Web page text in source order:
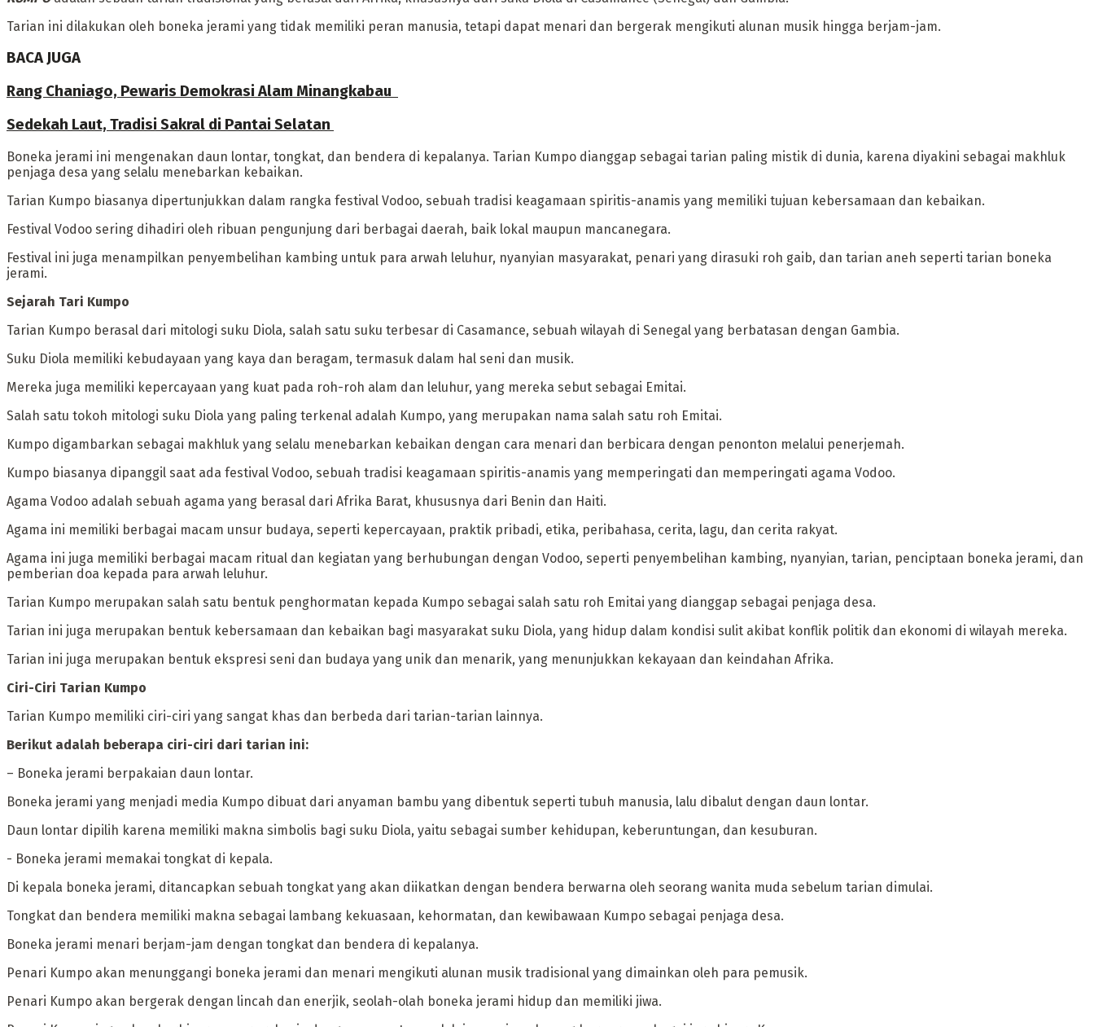
Tarian ini dilakukan oleh boneka jerami yang tidak memiliki peran manusia, tetapi dapat menari dan bergerak mengikuti alunan musik hingga berjam-jam.
BACA JUGA
Rang Chaniago, Pewaris Demokrasi Alam Minangkabau ‎
Sedekah Laut, Tradisi Sakral di Pantai Selatan
Boneka jerami ini mengenakan daun lontar, tongkat, dan bendera di kepalanya. Tarian Kumpo dianggap sebagai tarian paling mistik di dunia, karena diyakini sebagai makhluk
penjaga desa yang selalu menebarkan kebaikan.
‎Tarian Kumpo biasanya dipertunjukkan dalam rangka festival Vodoo, sebuah tradisi keagamaan spiritis-anamis yang memiliki tujuan kebersamaan dan kebaikan.
Festival Vodoo sering dihadiri oleh ribuan pengunjung dari berbagai daerah, baik lokal maupun mancanegara.
Festival ini juga menampilkan penyembelihan kambing untuk para arwah leluhur, nyanyian masyarakat, penari yang dirasuki roh gaib, dan tarian aneh seperti tarian boneka
jerami.
‎Sejarah Tari Kumpo
‎Tarian Kumpo berasal dari mitologi suku Diola, salah satu suku terbesar di Casamance, sebuah wilayah di Senegal yang berbatasan dengan Gambia.
Suku Diola memiliki kebudayaan yang kaya dan beragam, termasuk dalam hal seni dan musik.
Mereka juga memiliki kepercayaan yang kuat pada roh-roh alam dan leluhur, yang mereka sebut sebagai Emitai.
‎Salah satu tokoh mitologi suku Diola yang paling terkenal adalah Kumpo, yang merupakan nama salah satu roh Emitai.
Kumpo digambarkan sebagai makhluk yang selalu menebarkan kebaikan dengan cara menari dan berbicara dengan penonton melalui penerjemah.
Kumpo biasanya dipanggil saat ada festival Vodoo, sebuah tradisi keagamaan spiritis-anamis yang memperingati dan memperingati agama Vodoo.
‎Agama Vodoo adalah sebuah agama yang berasal dari Afrika Barat, khususnya dari Benin dan Haiti.
Agama ini memiliki berbagai macam unsur budaya, seperti kepercayaan, praktik pribadi, etika, peribahasa, cerita, lagu, dan cerita rakyat.
Agama ini juga memiliki berbagai macam ritual dan kegiatan yang berhubungan dengan Vodoo, seperti penyembelihan kambing, nyanyian, tarian, penciptaan boneka jerami, dan
pemberian doa kepada para arwah leluhur.
‎Tarian Kumpo merupakan salah satu bentuk penghormatan kepada Kumpo sebagai salah satu roh Emitai yang dianggap sebagai penjaga desa.
Tarian ini juga merupakan bentuk kebersamaan dan kebaikan bagi masyarakat suku Diola, yang hidup dalam kondisi sulit akibat konflik politik dan ekonomi di wilayah mereka.
Tarian ini juga merupakan bentuk ekspresi seni dan budaya yang unik dan menarik, yang menunjukkan kekayaan dan keindahan Afrika.
‎Ciri-Ciri Tarian Kumpo
‎Tarian Kumpo memiliki ciri-ciri yang sangat khas dan berbeda dari tarian-tarian lainnya.
Berikut adalah beberapa ciri-ciri dari tarian ini:
– ‎Boneka jerami berpakaian daun lontar.
Boneka jerami yang menjadi media Kumpo dibuat dari anyaman bambu yang dibentuk seperti tubuh manusia, lalu dibalut dengan daun lontar.
Daun lontar dipilih karena memiliki makna simbolis bagi suku Diola, yaitu sebagai sumber kehidupan, keberuntungan, dan kesuburan.
‎- Boneka jerami memakai tongkat di kepala.
Di kepala boneka jerami, ditancapkan sebuah tongkat yang akan diikatkan dengan bendera berwarna oleh seorang wanita muda sebelum tarian dimulai.
Tongkat dan bendera memiliki makna sebagai lambang kekuasaan, kehormatan, dan kewibawaan Kumpo sebagai penjaga desa.
‎Boneka jerami menari berjam-jam dengan tongkat dan bendera di kepalanya.
Penari Kumpo akan menunggangi boneka jerami dan menari mengikuti alunan musik tradisional yang dimainkan oleh para pemusik.
Penari Kumpo akan bergerak dengan lincah dan enerjik, seolah-olah boneka jerami hidup dan memiliki jiwa.